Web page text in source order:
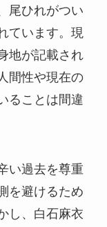
尾ひれがつい
ています。現
地が記載され
間性や現在の
ることは間違
い過去を尊重
を避けるため
し、白石麻衣